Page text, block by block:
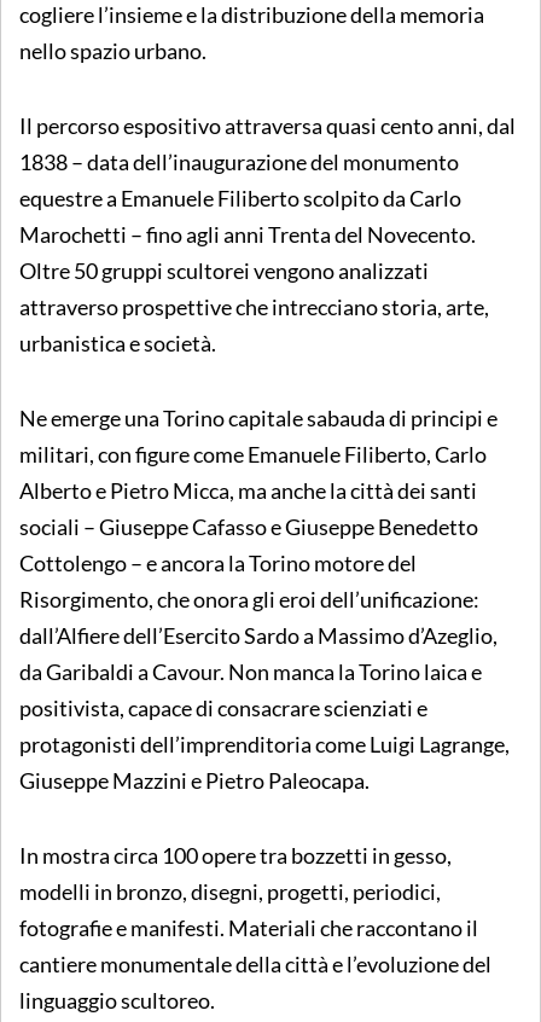
cogliere l’insieme e la distribuzione della memoria
nello spazio urbano.
Il percorso espositivo attraversa quasi cento anni, dal
1838 – data dell’inaugurazione del monumento
equestre a Emanuele Filiberto scolpito da Carlo
Marochetti – fino agli anni Trenta del Novecento.
Oltre 50 gruppi scultorei vengono analizzati
attraverso prospettive che intrecciano storia, arte,
urbanistica e società.
Ne emerge una Torino capitale sabauda di principi e
militari, con figure come Emanuele Filiberto, Carlo
Alberto e Pietro Micca, ma anche la città dei santi
sociali – Giuseppe Cafasso e Giuseppe Benedetto
Cottolengo – e ancora la Torino motore del
Risorgimento, che onora gli eroi dell’unificazione:
dall’Alfiere dell’Esercito Sardo a Massimo d’Azeglio,
da Garibaldi a Cavour. Non manca la Torino laica e
positivista, capace di consacrare scienziati e
protagonisti dell’imprenditoria come Luigi Lagrange,
Giuseppe Mazzini e Pietro Paleocapa.
In mostra circa 100 opere tra bozzetti in gesso,
modelli in bronzo, disegni, progetti, periodici,
fotografie e manifesti. Materiali che raccontano il
cantiere monumentale della città e l’evoluzione del
linguaggio scultoreo.